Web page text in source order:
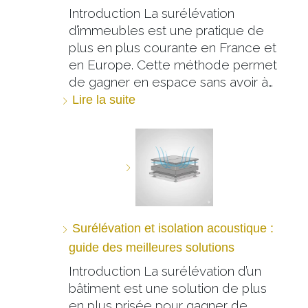
Introduction La surélévation
d’immeubles est une pratique de
plus en plus courante en France et
en Europe. Cette méthode permet
de gagner en espace sans avoir à…
Lire la suite
Surélévation et isolation acoustique :
guide des meilleures solutions
Introduction La surélévation d’un
bâtiment est une solution de plus